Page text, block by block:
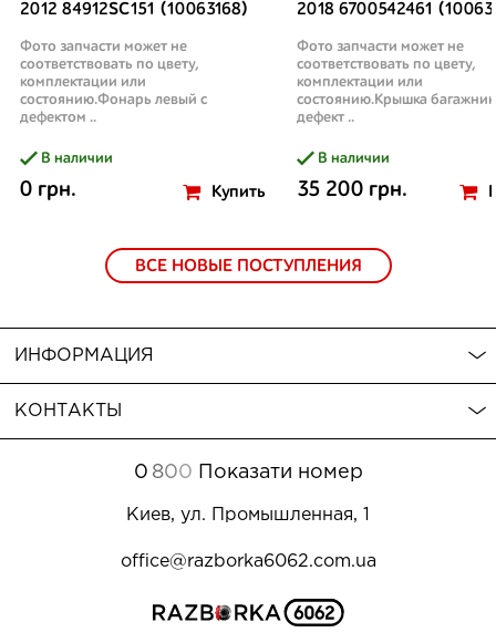
2012 84912SC151 (10063168)
Фото запчасти может не
соответствовать по цвету,
комплектации или
состоянию.Фонарь левый с
дефектом ..
В наличии
0 грн. Купить
2018 6700542461
Фото запчасти может не
соответствовать по цвету,
комплектации или
состоянию.Крышка
дефект ..
В наличии
35 200 грн.
ВСЕ НОВЫЕ ПОСТУПЛЕНИЯ
ИНФОРМАЦИЯ
КОНТАКТЫ
0 800 Показати номер
Киев, ул. Промышленная, 1
office@razborka6062.com.ua